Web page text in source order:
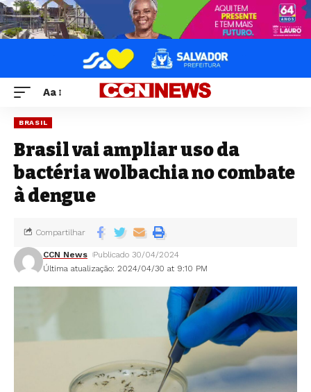
Aa
BRASIL
Brasil vai ampliar uso da
bactéria wolbachia no combate
à dengue
Última atualização: 2024/04/30 at 9:10 PM
CCN News Publicado 30/04/2024
Compartilhar